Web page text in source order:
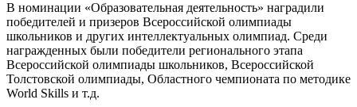
В номинации «Образовательная деятельность» наградили
победителей и призеров Всероссийской олимпиады
школьников и других интеллектуальных олимпиад. Среди
награжденных были победители регионального этапа
Всероссийской олимпиады школьников, Всероссийской
Толстовской олимпиады, Областного чемпионата по методике
World Skills и т.д.